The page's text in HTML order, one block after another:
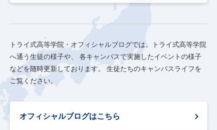
トライ式高等学院・オフィシャルブログでは、トライ式高等学院
へ通う生徒の様子や、
各キャンパスで実施したイベントの様子
などを随時更新しております。
生徒たちのキャンパスライフを
ご覧ください。
オフィシャルブログはこちら